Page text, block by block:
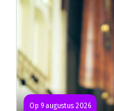
Op 9 augustus 2026